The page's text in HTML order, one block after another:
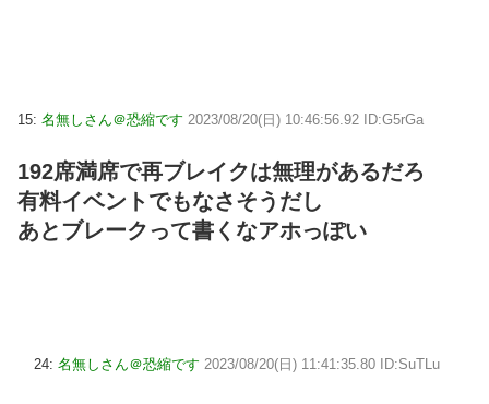
15: 名無しさん＠恐縮です 2023/08/20(日) 10:46:56.92 ID:G5rGa
192席満席で再ブレイクは無理があるだろ
有料イベントでもなさそうだし
あとブレークって書くなアホっぽい
24: 名無しさん＠恐縮です 2023/08/20(日) 11:41:35.80 ID:SuTLu